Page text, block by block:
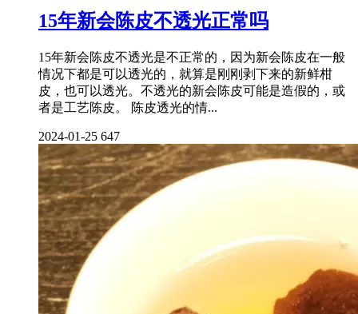
15年新会陈皮不透光正常吗
15年新会陈皮不透光是不正常的，因为新会陈皮在一般
情况下都是可以透光的，就算是刚刚剥下来的新鲜柑
皮，也可以透光。不透光的新会陈皮可能是造假的，或
者是工艺陈皮。 陈皮透光的情...
2024-01-25 647